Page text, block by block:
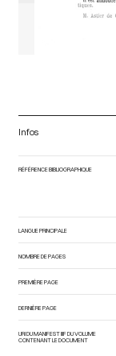
Infos
RÉFÉRENCE BIBLIOGRAPHIQUE
LANGUE PRINCIPALE
NOMBRE DE PAGES
PREMIÈRE PAGE
DERNIÈRE PAGE
URI DU MANIFEST IIIF DU VOLUME
CONTENANT LE DOCUMENT